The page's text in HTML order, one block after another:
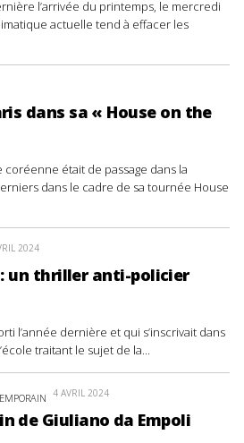
l’arrivée du printemps, le mercredi
actuelle tend à effacer les
dans sa « House on the
coréenne était de passage dans la
dans le cadre de sa tournée House
2024
un thriller anti-policier
l’année dernière et qui s’inscrivait dans
traitant le sujet de la...
4 AVRIL 2024
de Giuliano da Empoli